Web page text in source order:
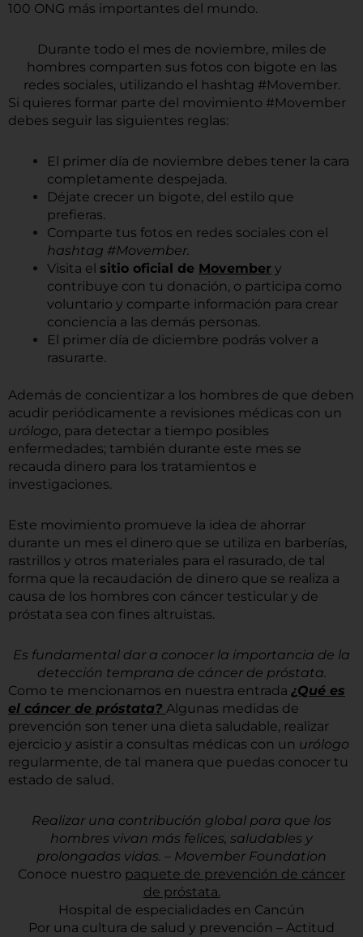
100 ONG más importantes del mundo.
Durante todo el mes de noviembre, miles de
hombres comparten sus fotos con bigote en las
redes sociales, utilizando el hashtag #Movember.
Si quieres formar parte del movimiento #Movember
debes seguir las siguientes reglas:
El primer día de noviembre debes tener la cara
completamente despejada.
Déjate crecer un bigote, del estilo que
prefieras.
Comparte tus fotos en redes sociales con el
hashtag #Movember.
Visita el sitio oficial de Movember y
contribuye con tu donación, o participa como
voluntario y comparte información para crear
conciencia a las demás personas.
El primer día de diciembre podrás volver a
rasurarte.
Además de concientizar a los hombres de que deben
acudir periódicamente a revisiones médicas con un
urólogo, para detectar a tiempo posibles
enfermedades; también durante este mes se
recauda dinero para los tratamientos e
investigaciones.
Este movimiento promueve la idea de ahorrar
durante un mes el dinero que se utiliza en barberías,
rastrillos y otros materiales para el rasurado, de tal
forma que la recaudación de dinero que se realiza a
causa de los hombres con cáncer testicular y de
próstata sea con fines altruistas.
Es fundamental dar a conocer la importancia de la
detección temprana de cáncer de próstata.
Como te mencionamos en nuestra entrada ¿Qué es
el cáncer de próstata? Algunas medidas de
prevención son tener una dieta saludable, realizar
ejercicio y asistir a consultas médicas con un urólogo
regularmente, de tal manera que puedas conocer tu
estado de salud.
Realizar una contribución global para que los
hombres vivan más felices, saludables y
prolongadas vidas. – Movember Foundation
Conoce nuestro paquete de prevención de cáncer
de próstata.
Hospital de especialidades en Cancún
Por una cultura de salud y prevención – Actitud